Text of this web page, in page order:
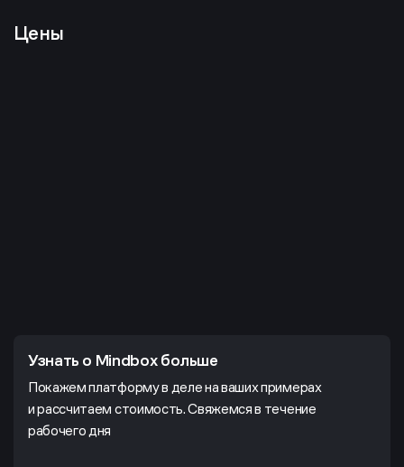
Цены
Узнать о Mindbox больше
Покажем платформу в деле на ваших примерах
и рассчитаем стоимость. Свяжемся в течение
рабочего дня